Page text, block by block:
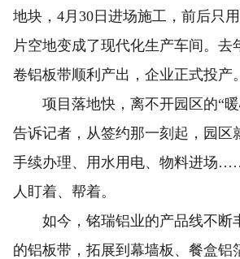
地块，4月30日进场施工，前后只
片空地变成了现代化生产车间。去
卷铝板带顺利产出，企业正式投产。
项目落地快，离不开园区的“暖
告诉记者，从签约那一刻起，园区
手续办理、用水用电、物料进场
人盯着、帮着。
如今，铭瑞铝业的产品线不断
的铝板带，拓展到幕墙板、餐盒铝